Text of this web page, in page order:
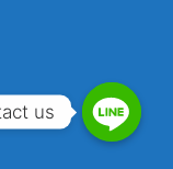
us